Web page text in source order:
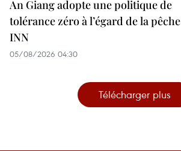
An Giang adopte une politique de
tolérance zéro à l’égard de la pêche
INN
05/08/2026 04:30
Télécharger plus